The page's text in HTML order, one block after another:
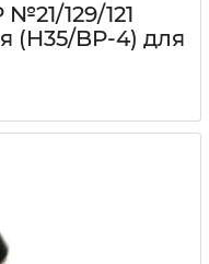
129/121
(H35/BP-4) для